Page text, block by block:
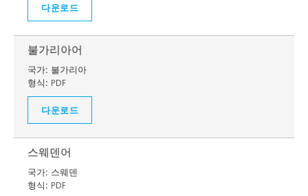
다운로드
불가리아어
국가: 불가리아
형식: PDF
다운로드
스웨덴어
국가: 스웨덴
형식: PDF